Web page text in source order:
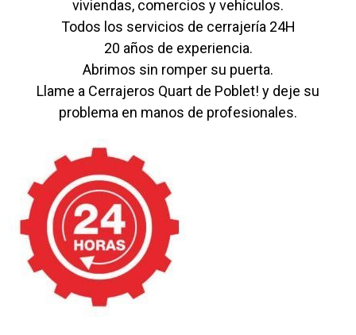
viviendas, comercios y vehículos.
Todos los servicios de cerrajería 24H
20 años de experiencia.
Abrimos sin romper su puerta.
Llame a Cerrajeros Quart de Poblet! y deje su
problema en manos de profesionales.